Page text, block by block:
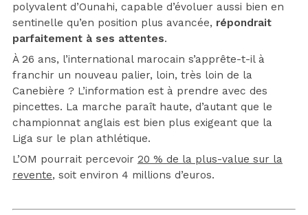
polyvalent d’Ounahi, capable d’évoluer aussi bien en
sentinelle qu’en position plus avancée, répondrait
parfaitement à ses attentes.
À 26 ans, l’international marocain s’apprête-t-il à
franchir un nouveau palier, loin, très loin de la
Canebière ? L’information est à prendre avec des
pincettes. La marche paraît haute, d’autant que le
championnat anglais est bien plus exigeant que la
Liga sur le plan athlétique.
L’OM pourrait percevoir 20 % de la plus-value sur la
revente, soit environ 4 millions d’euros.